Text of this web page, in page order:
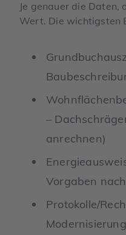
Je genauer die Daten,
Wert. Die wichtigsten
–
anrechnen)
Vorgaben
Protokolle/